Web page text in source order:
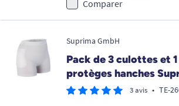
Comparer
Suprima GmbH
Pack de 3 culottes et
protèges hanches
3 avis • TE-